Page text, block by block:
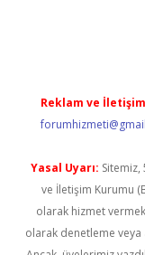
Reklam ve
Yasal Uyarı: Sitemiz,
ve İletişim Kurumu
olarak hizmet
olarak denetleme veya